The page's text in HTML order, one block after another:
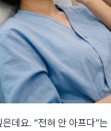
데요. “전혀 안 아프다”